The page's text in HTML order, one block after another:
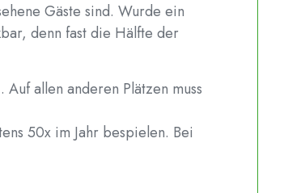
Gäste sind. Wurde ein
denn fast die Hälfte der
allen anderen Plätzen muss
50x im Jahr bespielen. Bei